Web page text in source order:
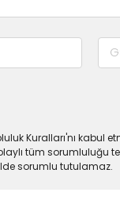
Kuralları'nı kabul
tüm sorumluluğu
sorumlu tutulamaz.